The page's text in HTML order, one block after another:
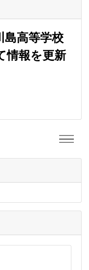
島高等学校
情報を更新